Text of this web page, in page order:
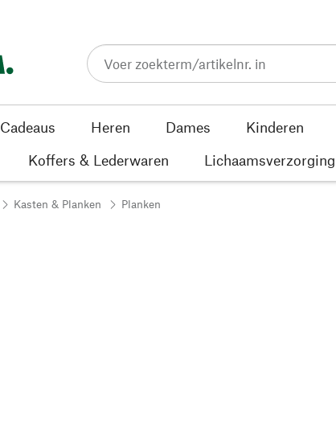
Cadeaus Heren Dames Kinderen
Koffers & Lederwaren
Lichaamsverzorging
Kasten & Planken Planken